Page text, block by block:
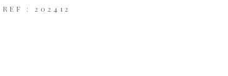
REF : 202412